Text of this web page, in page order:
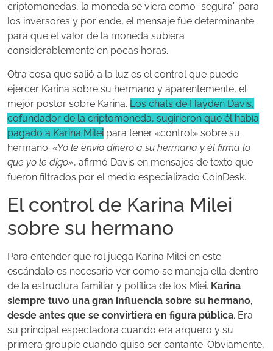
criptomonedas, la moneda se viera como “segura” para
los inversores y por ende, el mensaje fue determinante
para que el valor de la moneda subiera
considerablemente en pocas horas.
Otra cosa que salió a la luz es el control que puede
ejercer Karina sobre su hermano y aparentemente, el
mejor postor sobre Karina. Los chats de Hayden Davis,
cofundador de la criptomoneda, sugirieron que él había
pagado a Karina Milei para tener «control» sobre su
hermano. «Yo le envío dinero a su hermana y él firma lo
que yo le digo», afirmó Davis en mensajes de texto que
fueron filtrados por el medio especializado CoinDesk.
El control de Karina Milei
sobre su hermano
Para entender que rol juega Karina Milei en este
escándalo es necesario ver como se maneja ella dentro
de la estructura familiar y política de los Miei. Karina
siempre tuvo una gran influencia sobre su hermano,
desde antes que se convirtiera en figura pública. Era
su principal espectadora cuando era arquero y su
primera groupie cuando quiso ser cantante. Obviamente,